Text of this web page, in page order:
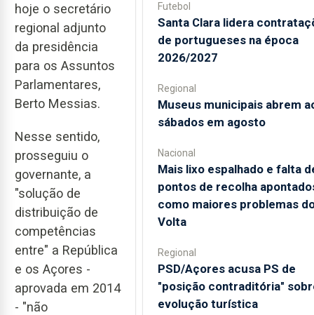
hoje o secretário
regional adjunto
da presidência
para os Assuntos
Parlamentares,
Berto Messias.
Nesse sentido,
prosseguiu o
governante, a
"solução de
distribuição de
competências
entre" a República
e os Açores -
aprovada em 2014
- "não
Futebol
Santa Clara lidera
de portugueses na época
2026/2027
Regional
Museus municipais abrem
sábados em agosto
Nacional
Mais lixo espalhado e falta
pontos de recolha
como maiores problemas
Volta
Regional
PSD/Açores acusa PS de
"posição contraditória"
evolução turística